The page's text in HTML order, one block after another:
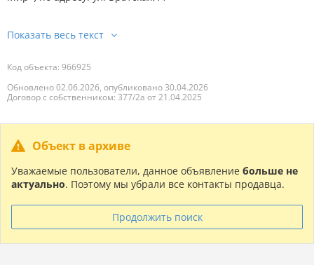
Код объекта: 966925
Обновлено 02.06.2026, опубликовано 30.04.2026
Договор с собственником: 377/2а от 21.04.2025
Объект в архиве
Уважаемые пользователи, данное объявление больше не
актуально. Поэтому мы убрали все контакты продавца.
Продолжить поиск